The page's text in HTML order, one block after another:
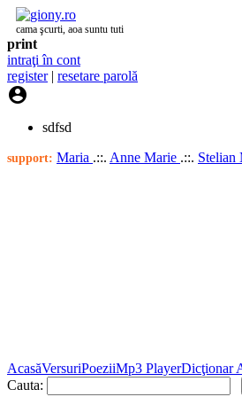
cama şcurti, aoa suntu tuti
print
intraţi în cont
register| resetare parolă

sdfsd
support: Maria .::. Anne Marie .::. Stelian
AcasăVersuriPoeziiMp3 PlayerDicţionar
Cauta: